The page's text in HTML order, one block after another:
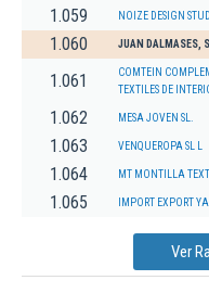
1.059 NOIZE DESIGN
1.060 JUAN DALMASES,
1.061
COMTEIN
TEXTILES DE
1.062 MESA JOVEN SL.
1.063 VENQUEROPA SL L
1.064 MT MONTILLA
1.065 IMPORT EXPORT
Ver